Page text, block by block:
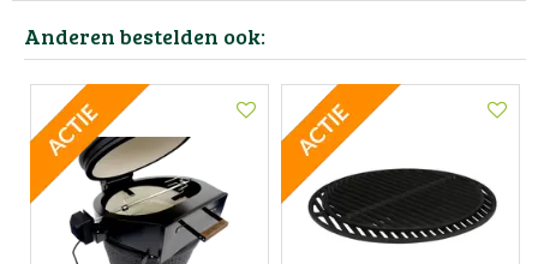
Anderen bestelden ook: